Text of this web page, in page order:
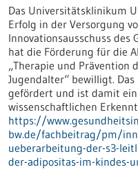
Das Universitätsklinikum
Erfolg in der Versorgung
Innovationsausschuss des
hat die Förderung für die
„Therapie und Prävention
Jugendalter“ bewilligt.
gefördert und ist damit
wissenschaftlichen
https://
bw.de/fachbeitrag/pm/
ueberarbeitung-der-s3-
der-adipositas-im-kindes-